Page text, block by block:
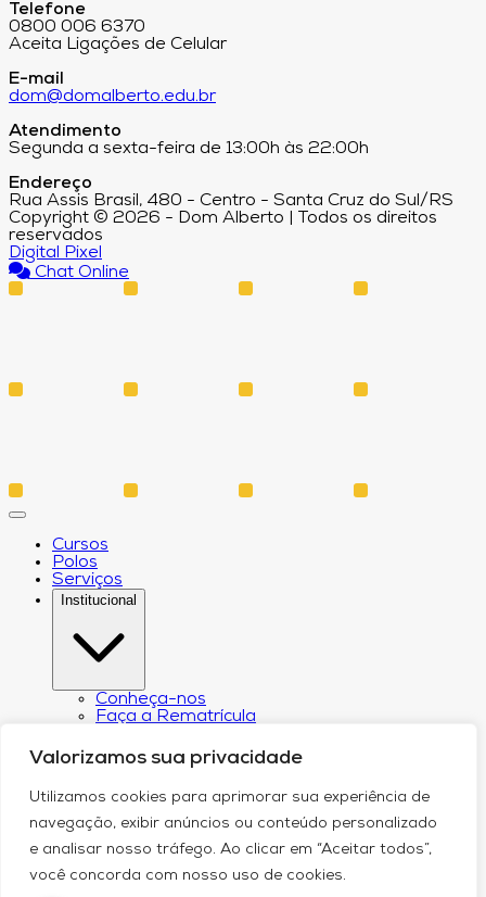
Valorizamos sua privacidade
Utilizamos cookies para aprimorar sua experiência de
navegação, exibir anúncios ou conteúdo personalizado
e analisar nosso tráfego. Ao clicar em “Aceitar todos”,
você concorda com nosso uso de cookies.
Telefone
0800 006 6370
Aceita Ligações de Celular
E-mail
dom@domalberto.edu.br
Atendimento
Segunda a sexta-feira de 13:00h às 22:00h
Endereço
Rua Assis Brasil, 480 - Centro - Santa Cruz do Sul/RS
Copyright © 2026 - Dom Alberto | Todos os direitos
reservados
Digital Pixel
Chat Online
Cursos
Polos
Serviços
Institucional
Conheça-nos
Faça a Rematrícula
Estatuto e Regimento
Regulamento Extraordinário Aproveitamento
Resoluções e Portarias
Política de Privacidade
Egressos
CPA – Comissão Própria de Avaliação
Núcleo de Prática Jurídica
Revistas